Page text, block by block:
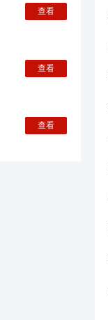
查看
查看
查看